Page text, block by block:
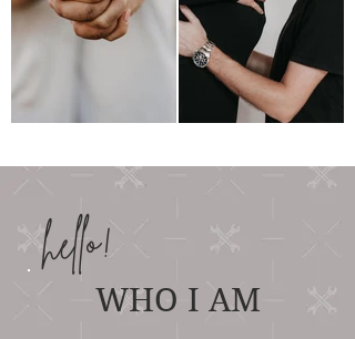
WHO I AM
hello!